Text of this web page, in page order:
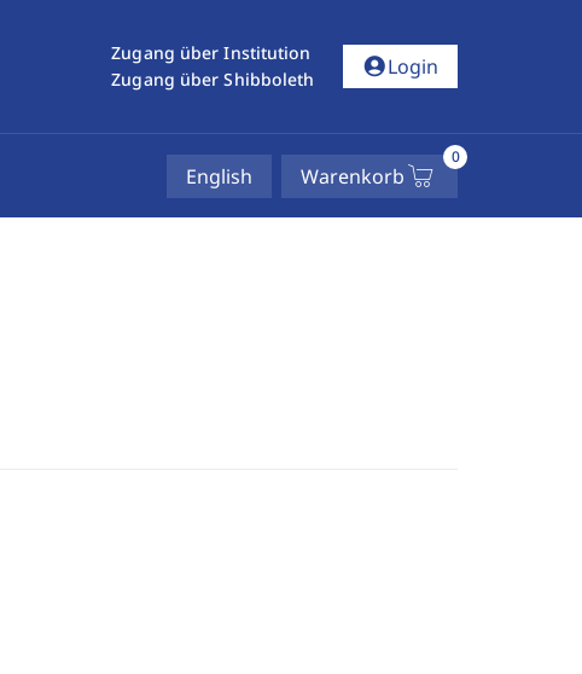
Zugang über Institution
Zugang über Shibboleth
account_circleLogin
English Warenkorb
0